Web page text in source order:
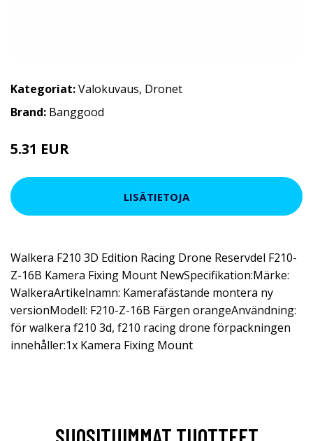
Kategoriat:Valokuvaus, Dronet
Brand: Banggood
5.31 EUR
LISÄTIETOJA
Walkera F210 3D Edition Racing Drone Reservdel F210-
Z-16B Kamera Fixing Mount NewSpecifikation:Märke:
WalkeraArtikelnamn: Kamerafästande montera ny
versionModell: F210-Z-16B Färgen orangeAnvändning:
för walkera f210 3d, f210 racing drone förpackningen
innehåller:1x Kamera Fixing Mount